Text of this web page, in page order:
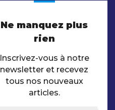
Ne manquez plus
rien
Inscrivez-vous à notre
newsletter et recevez
tous nos nouveaux
articles.